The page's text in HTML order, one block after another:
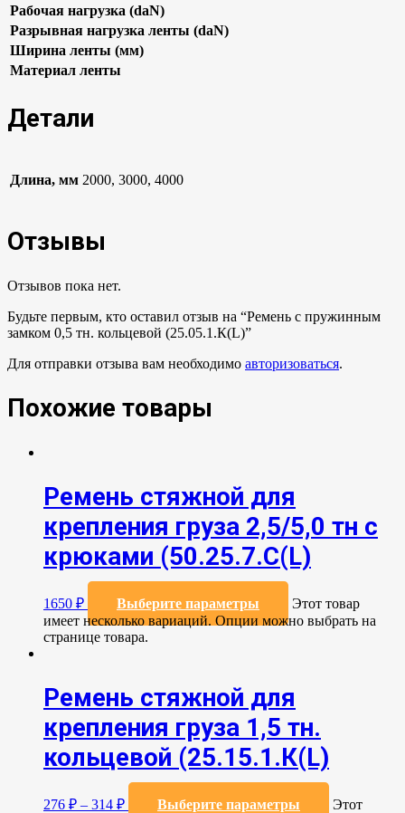
Рабочая нагрузка (daN)
Разрывная нагрузка ленты (daN)
Ширина ленты (мм)
Материал ленты
Детали
Длина, мм 2000, 3000, 4000
Отзывы
Отзывов пока нет.
Будьте первым, кто оставил отзыв на “Ремень с пружинным
замком 0,5 тн. кольцевой (25.05.1.К(L)”
Для отправки отзыва вам необходимо авторизоваться.
Похожие товары
Ремень стяжной для
крепления груза 2,5/5,0 тн с
крюками (50.25.7.С(L)
1650 ₽ Выберите параметры
Этот товар
имеет несколько вариаций. Опции можно выбрать на
странице товара.
Ремень стяжной для
крепления груза 1,5 тн.
кольцевой (25.15.1.К(L)
276 ₽ – 314 ₽ Выберите параметры
Этот